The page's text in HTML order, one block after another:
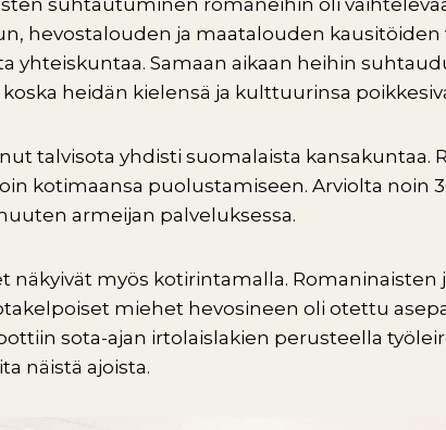
suhtautuminen romaneihin oli
hevostalouden ja maatalouden kausitöiden
yhteiskuntaa. Samaan aikaan heihin
koska heidän kielensä ja kulttuurinsa
talvisota yhdisti suomalaista kansakuntaa.
kotimaansa puolustamiseen. Arviolta noin
armeijan palveluksessa.
näkyivät myös kotirintamalla. Romaninaisten
miehet hevosineen oli otettu
sota-ajan irtolaislakien perusteella
näistä ajoista.